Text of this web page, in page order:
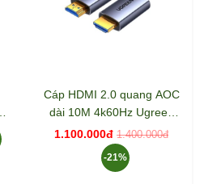
Cáp HDMI 2.0 quang AOC
dài 10M 4k60Hz Ugreen
45503 HD178
1.100.000đ 1.400.000đ
-21%